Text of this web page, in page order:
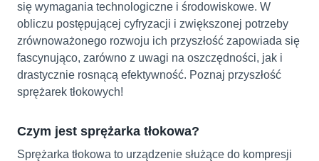
się wymagania technologiczne i środowiskowe. W
obliczu postępującej cyfryzacji i zwiększonej potrzeby
zrównoważonego rozwoju ich przyszłość zapowiada się
fascynująco, zarówno z uwagi na oszczędności, jak i
drastycznie rosnącą efektywność. Poznaj przyszłość
sprężarek tłokowych!
Czym jest sprężarka tłokowa?
Sprężarka tłokowa to urządzenie służące do kompresji